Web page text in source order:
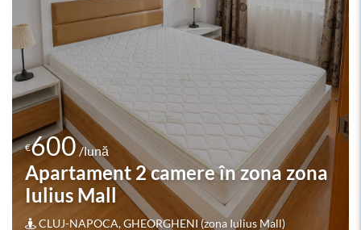
€595 /lună
Apartament 3 camere în zona
ZORILOR
Cluj-Napoca, ZORILOR ( ZORILOR)